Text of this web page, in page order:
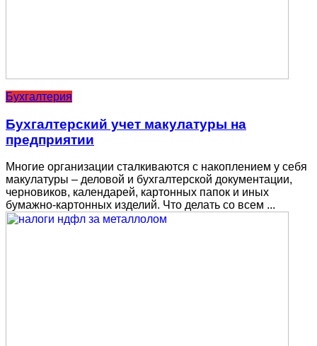
Бухгалтерия
Бухгалтерский учет макулатуры на
предприятии
Многие организации сталкиваются с накоплением у себя
макулатуры – деловой и бухгалтерской документации,
черновиков, календарей, картонных папок и иных
бумажно-картонных изделий. Что делать со всем ...